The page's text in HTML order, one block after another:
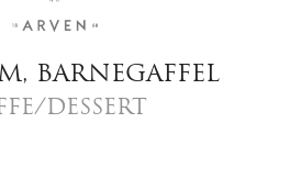
BARNEGAFFEL
DESSERT